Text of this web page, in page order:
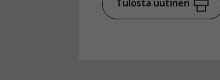
Tulosta uutinen